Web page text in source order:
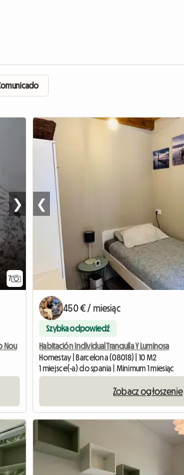
7
❯
Nou
❮
450 € / miesiąc
Szybka odpowiedź
Habitación Individual Tranquila Y Luminosa
Homestay | Barcelona (08018) | 10 M2
1 miejsce(-a) do spania | Minimum 1 miesiąc
Zobacz ogłoszenie